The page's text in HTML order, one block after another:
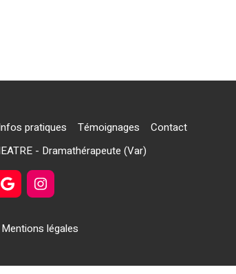
pratiques Témoignages
Contact
- Dramathérapeute (Var)
Mentions légales